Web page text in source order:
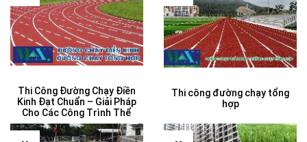
Thi Công Đường Chạy Điền
Kinh Đạt Chuẩn – Giải Pháp
Cho Các Công Trình Thể
Thi công đường chạy tổng
hợp